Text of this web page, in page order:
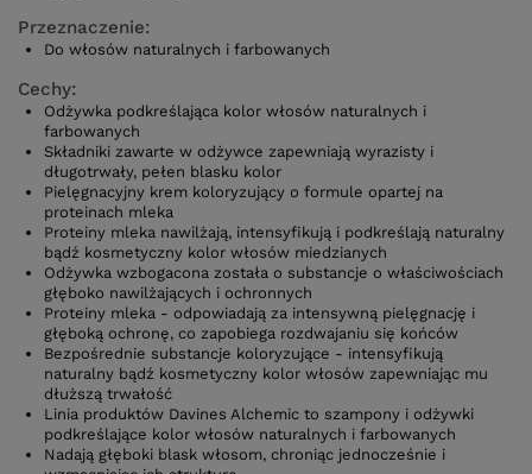
Przeznaczenie:
Do włosów naturalnych i farbowanych
Cechy:
Odżywka podkreślająca kolor włosów naturalnych i
farbowanych
Składniki zawarte w odżywce zapewniają wyrazisty i
długotrwały, pełen blasku kolor
Pielęgnacyjny krem koloryzujący o formule opartej na
proteinach mleka
Proteiny mleka nawilżają, intensyfikują i podkreślają naturalny
bądź kosmetyczny kolor włosów miedzianych
Odżywka wzbogacona została o substancje o właściwościach
głęboko nawilżających i ochronnych
Proteiny mleka - odpowiadają za intensywną pielęgnację i
głęboką ochronę, co zapobiega rozdwajaniu się końców
Bezpośrednie substancje koloryzujące - intensyfikują
naturalny bądź kosmetyczny kolor włosów zapewniając mu
dłuższą trwałość
Linia produktów Davines Alchemic to szampony i odżywki
podkreślające kolor włosów naturalnych i farbowanych
Nadają głęboki blask włosom, chroniąc jednocześnie i